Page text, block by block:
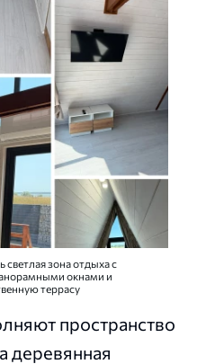
зона отдыха с
окнами и
террасу
пространство
деревянная